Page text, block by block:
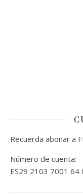
Recuerda abonar a
Número de cuenta:
ES29 2103 7001